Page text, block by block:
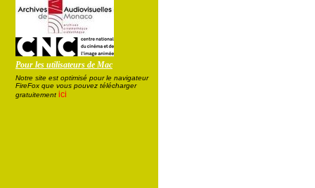
Pour les utilisateurs de Mac
Notre site est optimisé pour le navigateur
FireFox que vous pouvez télécharger
gratuitement ici